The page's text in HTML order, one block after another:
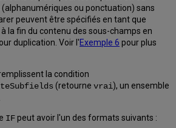
ou ponctuation) sans
peuvent être spécifiés en tant que
la fin du contenu des sous-champs en
duplication. Voir l'Exemple 6 pour plus
la condition
(retourne vrai), un ensemble
IFpeut avoir l'un des formats suivants :